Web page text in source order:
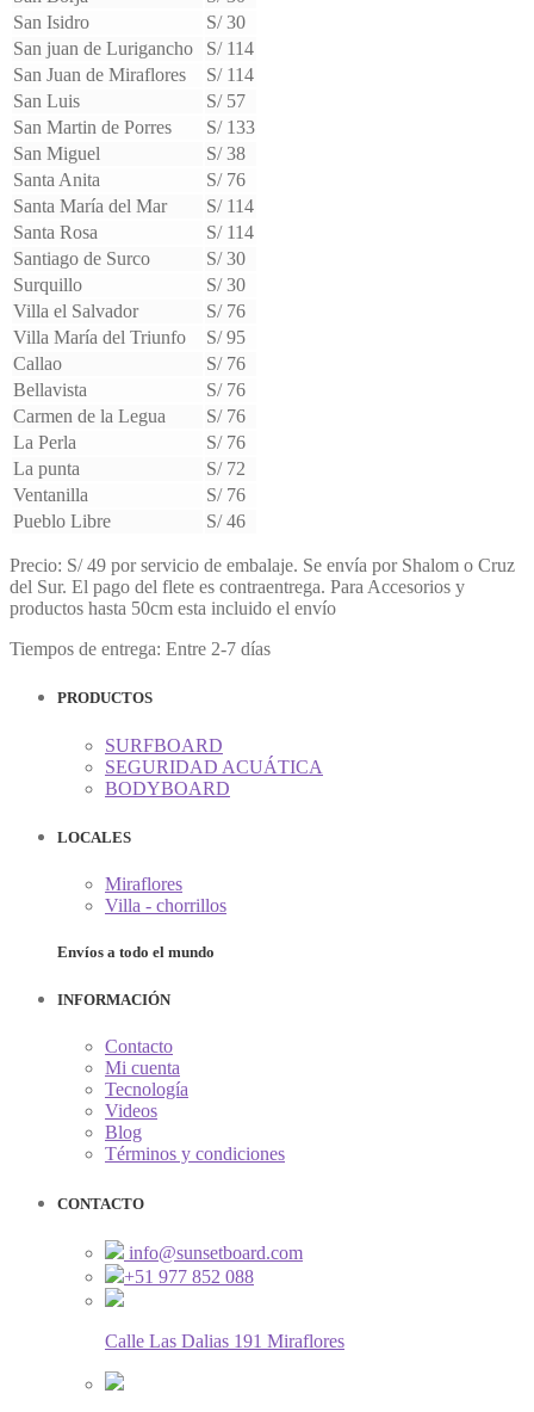
San Isidro
S/ 30
San juan de Lurigancho
S/ 114
San Juan de Miraflores
S/ 114
San Luis
S/ 57
San Martin de Porres
S/ 133
San Miguel
S/ 38
Santa Anita
S/ 76
Santa María del Mar
S/ 114
Santa Rosa
S/ 114
Santiago de Surco
S/ 30
Surquillo
S/ 30
Villa el Salvador
S/ 76
Villa María del Triunfo
S/ 95
Callao
S/ 76
Bellavista
S/ 76
Carmen de la Legua
S/ 76
La Perla
S/ 76
La punta
S/ 72
Ventanilla
S/ 76
Pueblo Libre
S/ 46
Precio: S/ 49 por servicio de embalaje. Se envía por Shalom o Cruz
del Sur. El pago del flete es contraentrega. Para Accesorios y
productos hasta 50cm esta incluido el envío
Tiempos de entrega: Entre 2-7 días
PRODUCTOS
SURFBOARD
SEGURIDAD ACUÁTICA
BODYBOARD
LOCALES
Miraflores
Villa - chorrillos
Envíos a todo el mundo
INFORMACIÓN
Contacto
Mi cuenta
Tecnología
Videos
Blog
Términos y condiciones
CONTACTO
info@sunsetboard.com
+51 977 852 088
Calle Las Dalias 191 Miraflores